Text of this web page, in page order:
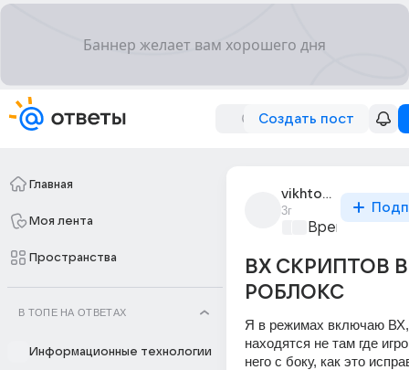
Создать пост
Главная
Моя лента
Пространства
В ТОПЕ НА ОТВЕТАХ
Информационные технологии
vikhtondutka_error
3г
Время игр
ВХ СКРИПТОВ В
РОБЛОКС
Я в режимах включаю
находятся не там где
него с боку, как это